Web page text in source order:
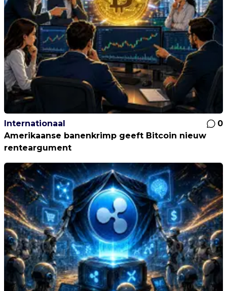
Internationaal
0
Amerikaanse banenkrimp geeft Bitcoin nieuw
renteargument